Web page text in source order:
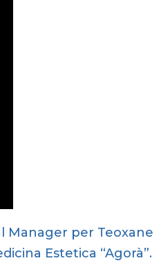
Manager per Teoxane
Estetica “Agorà”.